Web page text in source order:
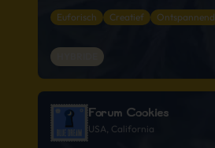
Euforisch Creatief Ontspannend
Forum Cookies
USA, California